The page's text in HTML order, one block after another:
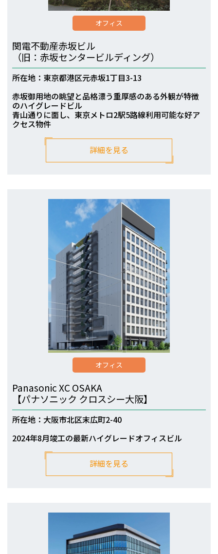
オフィス
関電不動産赤坂ビル
（旧：赤坂センタービルディング）
所在地：東京都港区元赤坂1丁目3-13
赤坂御用地の眺望と品格漂う重厚感のある外観が特徴
のハイグレードビル
青山通りに面し、東京メトロ2駅5路線利用可能な好ア
クセス物件
詳細を見る
オフィス
Panasonic XC OSAKA
【パナソニック クロスシー大阪】
所在地：大阪市北区末広町2-40
2024年8月竣工の最新ハイグレードオフィスビル
詳細を見る